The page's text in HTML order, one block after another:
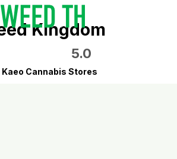
Kingdom
5.0
Kaeo Cannabis Stores